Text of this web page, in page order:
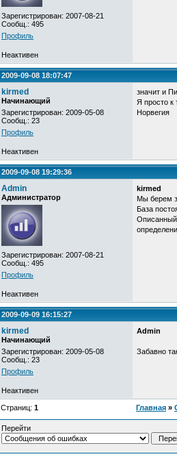
Зарегистрирован: 2007-08-21
Сообщ.: 495
Профиль
Неактивен
2009-09-08 18:07:47
kirmed
Начинающий
Зарегистрирован: 2009-05-08
Сообщ.: 23
Профиль
значит и
Я просто к
Норвегия
Неактивен
2009-09-08 19:29:36
Admin
Администратор
Зарегистрирован: 2007-08-21
Сообщ.: 495
Профиль
kirmed
Мы берем
База
Описанный
Неактивен
2009-09-09 16:15:27
kirmed
Начинающий
Зарегистрирован: 2009-05-08
Сообщ.: 23
Профиль
Admin
Забавно
Неактивен
Страниц: 1 Главная »
Перейти